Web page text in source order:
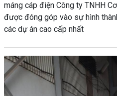
máng cáp điện Công ty TNHH
được đóng góp vào sự hình
các dự án cao cấp nhất